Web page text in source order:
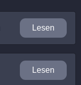
Lesen
Lesen